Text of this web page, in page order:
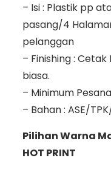
– Isi : Plastik pp
pasang/4
pelanggan
– Finishing :
biasa.
– Minimum
– Bahan : ASE/
Pilihan Warna
HOT PRINT